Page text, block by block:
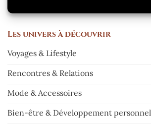
Les univers à découvrir
Voyages & Lifestyle
Rencontres & Relations
Mode & Accessoires
Bien-être & Développement personnel